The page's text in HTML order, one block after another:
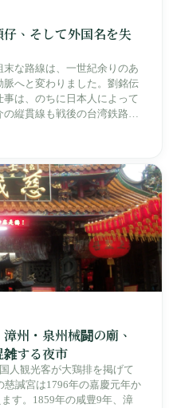
、そして外国名を失
な路線は、一世紀余りのあ
へと変わりました。劉銘伝
は、のちに日本人によって
縦貫線も戦後の台湾鉄路に
代も前の世代の記録を脚注
・タロコの世代になって、
き戻されたのです。
州・泉州械闘の廟、
する夜市
人観光客が大鶏排を掲げて
慈諴宮は1796年の嘉慶元年か
す。1859年の咸豊9年、漳